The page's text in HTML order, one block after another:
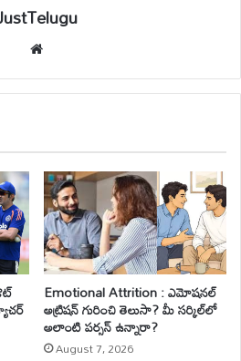
bsi
te
Emotional Attrition : ఎమోషనల్
అట్రిషన్ గురించి తెలుసా? మీ సర్కిల్‌లో
అలాంటి పర్సన్ ఉన్నారా?
August 7, 2026